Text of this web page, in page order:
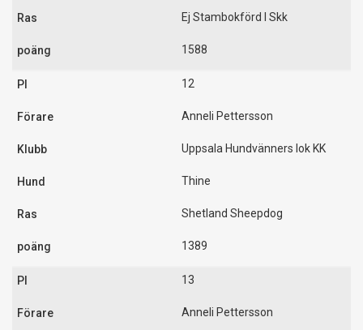
Ej Stambokförd I Skk
1588
12
Anneli Pettersson
Uppsala Hundvänners lok KK
Thine
Shetland Sheepdog
1389
13
Anneli Pettersson